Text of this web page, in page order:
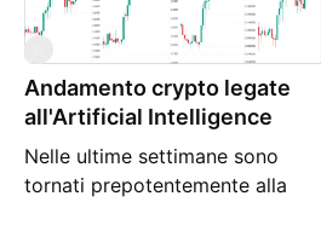
Andamento crypto legate
all'Artificial Intelligence
Nelle ultime settimane sono
tornati prepotentemente alla